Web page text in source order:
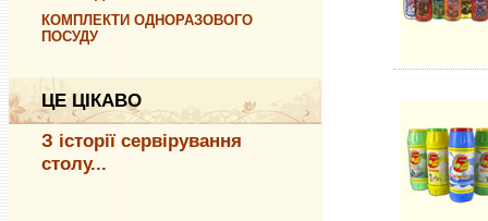
КОМПЛЕКТИ ОДНОРАЗОВОГО
ПОСУДУ
ЦЕ ЦІКАВО
З історії сервірування
столу...